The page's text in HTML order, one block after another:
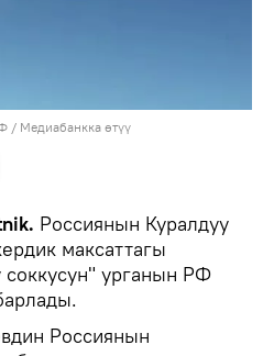
/ Медиабанкка өтүү
Россиянын Куралдуу
максаттагы
соккусун" урганын РФ
Россиянын